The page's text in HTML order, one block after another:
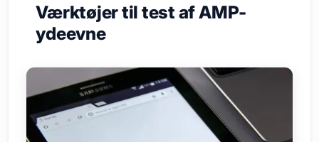
Værktøjer til test af AMP-
ydeevne